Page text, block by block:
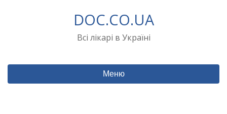
DOC.CO.UA
Всі лікарі в Україні
Меню